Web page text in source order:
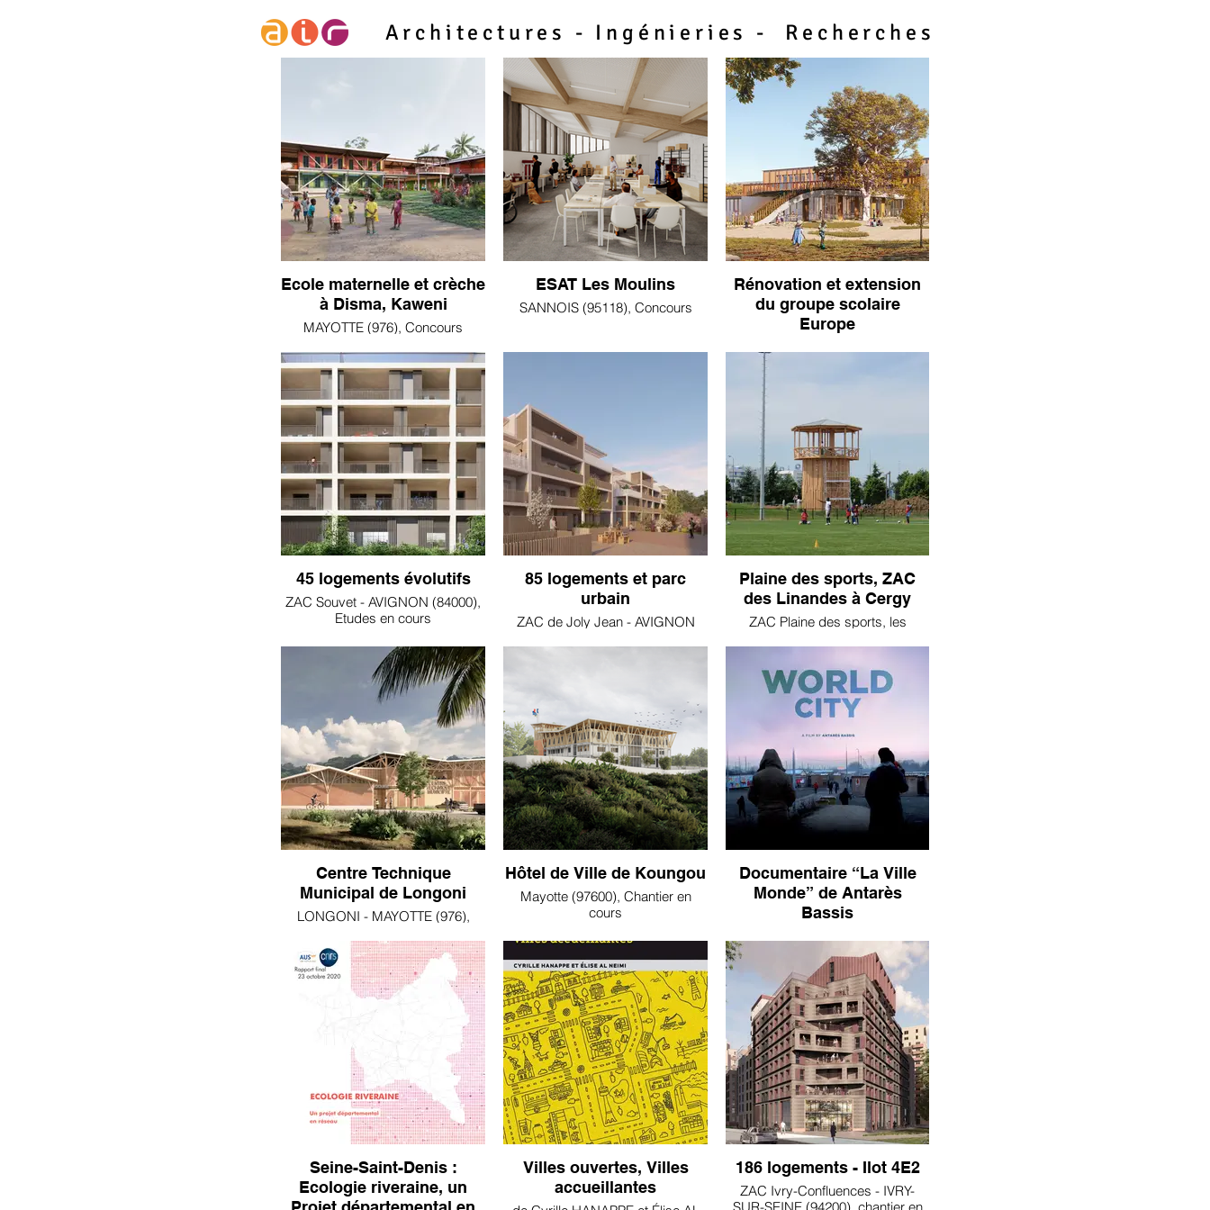
Architectures - Ingénieries - Recherches
Ecole maternelle et crèche
à Disma, Kaweni
MAYOTTE (976), Concours
ESAT Les Moulins
SANNOIS (95118), Concours
Rénovation et extension
du groupe scolaire
Europe
45 logements évolutifs
ZAC Souvet - AVIGNON (84000),
Etudes en cours
85 logements et parc
urbain
ZAC de Joly Jean - AVIGNON
Plaine des sports, ZAC
des Linandes à Cergy
ZAC Plaine des sports, les
Centre Technique
Municipal de Longoni
LONGONI - MAYOTTE (976),
Hôtel de Ville de Koungou
Mayotte (97600), Chantier en
cours
Documentaire “La Ville
Monde” de Antarès
Bassis
Seine-Saint-Denis :
Ecologie riveraine, un
Villes ouvertes, Villes
accueillantes
186 logements - Ilot 4E2
ZAC Ivry-Confluences - IVRY-